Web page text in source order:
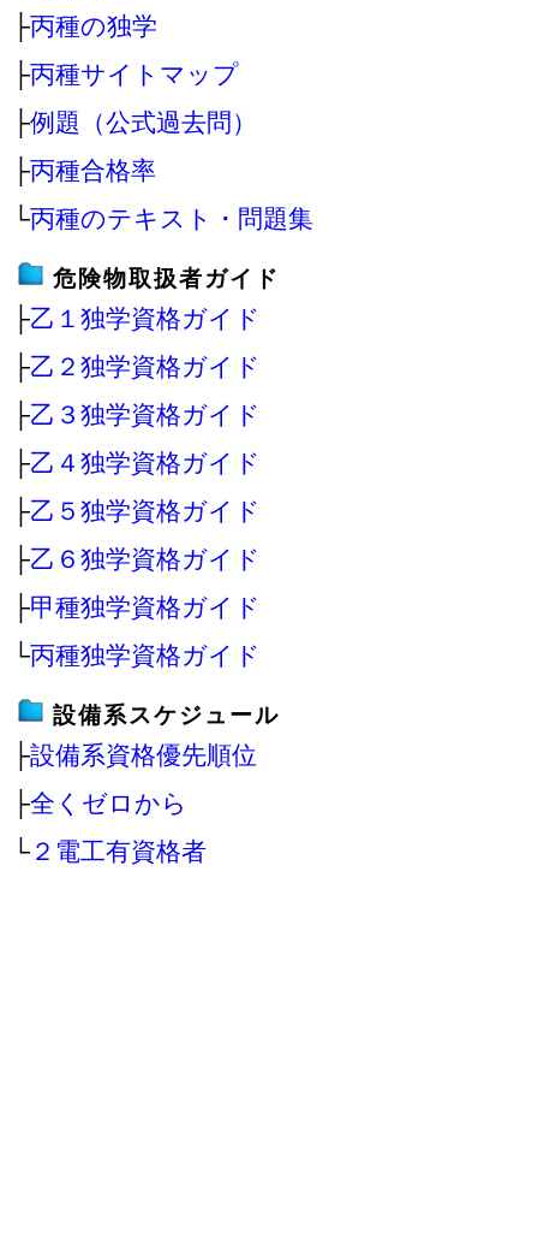
├丙種の独学
├丙種サイトマップ
├例題（公式過去問）
├丙種合格率
└丙種のテキスト・問題集
危険物取扱者ガイド
├乙１独学資格ガイド
├乙２独学資格ガイド
├乙３独学資格ガイド
├乙４独学資格ガイド
├乙５独学資格ガイド
├乙６独学資格ガイド
├甲種独学資格ガイド
└丙種独学資格ガイド
設備系スケジュール
├設備系資格優先順位
├全くゼロから
└ ２電工有資格者